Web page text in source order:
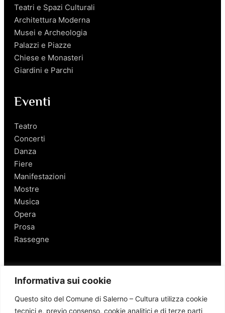
Informativa sui cookie
Questo sito del Comune di Salerno – Cultura utilizza cookie
tecnici e, previo consenso, cookie analitici e di terze parti
Teatri e Spazi Culturali
Architettura Moderna
Musei e Archeologia
Palazzi e Piazze
Chiese e Monasteri
Giardini e Parchi
Eventi
Teatro
Concerti
Danza
Fiere
Manifestazioni
Mostre
Musica
Opera
Prosa
Rassegne
Salerno
Personaggi
Enogastronomia